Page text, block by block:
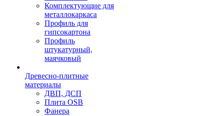
Комплектующие для
металлокаркаса
Профиль для
гипсокартона
Профиль
штукатурный,
маячковый
Древесно-плитные
материалы
ДВП, ДСП
Плита OSB
Фанера